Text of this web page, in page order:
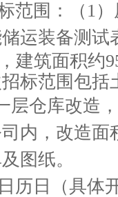
范围：（ 1）
运装备测试
建筑面积约
标范围包
层仓库改造，
内， 改造面
图纸。
历日（具体